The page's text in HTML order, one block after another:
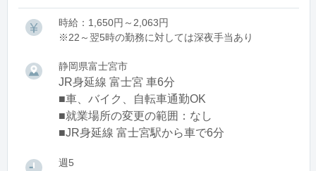
時給：1,650円～2,063円
※22～翌5時の勤務に対しては深夜手当あり
静岡県富士宮市
JR身延線 富士宮 車6分
■車、バイク、自転車通勤OK
■就業場所の変更の範囲：なし
■JR身延線 富士宮駅から車で6分
週5